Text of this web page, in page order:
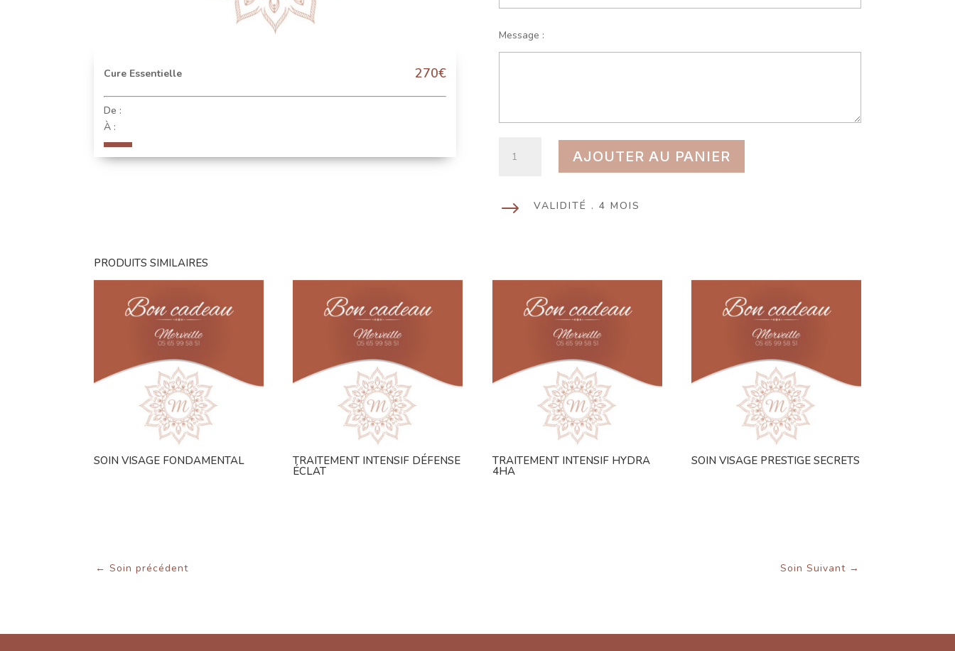
Cure Essentielle 270€
De :
À :
Message :
AJOUTER AU PANIER
$ VALIDITÉ . 4 MOIS
PRODUITS SIMILAIRES
SOIN VISAGE FONDAMENTAL TRAITEMENT INTENSIF DÉFENSE
ÉCLAT
TRAITEMENT INTENSIF HYDRA
4HA
SOIN VISAGE PRESTIGE SECRETS
←Soin précédent Soin Suivant→